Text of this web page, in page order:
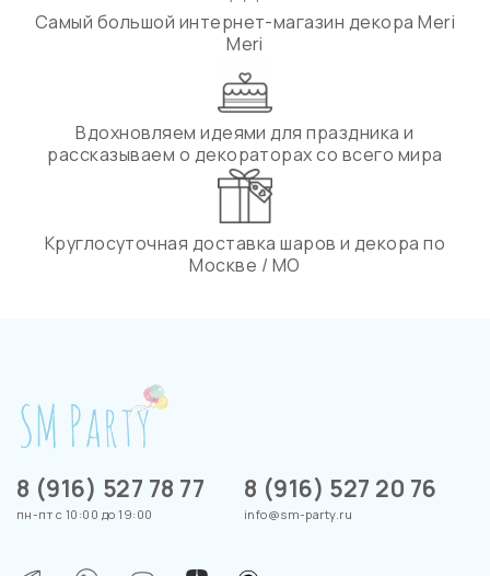
Самый большой интернет-магазин декора Meri
Meri
Вдохновляем идеями для праздника и
рассказываем о декораторах со всего мира
Круглосуточная доставка шаров и декора по
Москве / МО
8 (916) 527 78 77
пн-пт с 10:00 до 19:00
8 (916) 527 20 76
info@sm-party.ru